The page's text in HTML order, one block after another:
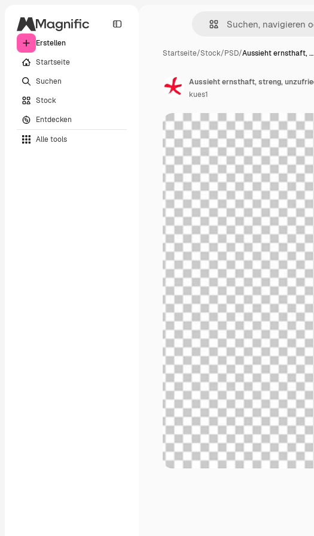
Erstellen
Startseite
Suchen
Stock
Entdecken
Alle tools
Startseite/Stock/PSD/Aussieht ernsthaft, …
kues1